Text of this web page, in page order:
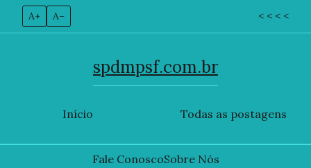
A+ A– < < < <
Início
spdmpsf.com.br
Todas as postagens
Fale ConoscoSobre Nós